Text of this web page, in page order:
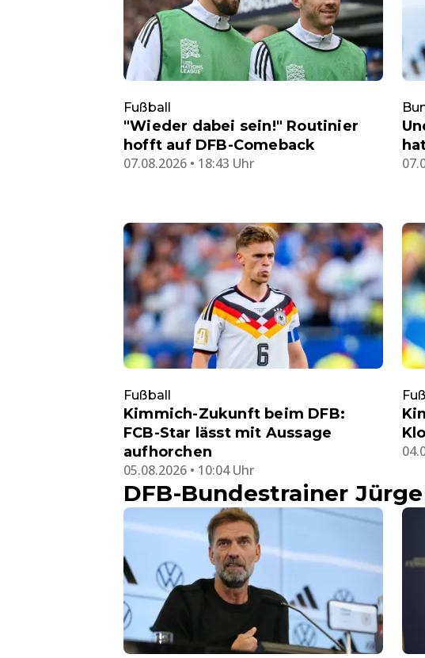
Fußball
"Wieder dabei sein!" Routinier
hofft auf DFB-Comeback
07.08.2026 • 18:43 Uhr
Fußball
Kimmich-Zukunft beim DFB:
FCB-Star lässt mit Aussage
aufhorchen
05.08.2026 • 10:04 Uhr
DFB-Bundestrainer